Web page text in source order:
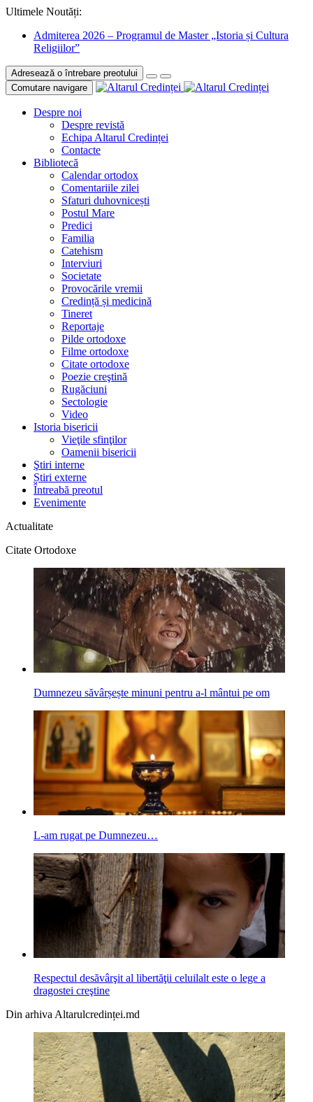
Ultimele Noutăți:
Admiterea 2026 – Programul de Master „Istoria și Cultura
Religiilor”
Adresează o întrebare preotului
Comutare navigare
Despre noi
Despre revistă
Echipa Altarul Credinței
Contacte
Bibliotecă
Calendar ortodox
Comentariile zilei
Sfaturi duhovnicești
Postul Mare
Predici
Familia
Catehism
Interviuri
Societate
Provocările vremii
Credință și medicină
Tineret
Reportaje
Pilde ortodoxe
Filme ortodoxe
Citate ortodoxe
Poezie creştină
Rugăciuni
Sectologie
Video
Istoria bisericii
Vieţile sfinţilor
Oamenii bisericii
Ştiri interne
Știri externe
Întreabă preotul
Evenimente
Actualitate
Citate Ortodoxe
Dumnezeu săvârșește minuni pentru a-l mântui pe om
L-am rugat pe Dumnezeu…
Respectul desăvârşit al libertăţii celuilalt este o lege a
dragostei creştine
Din arhiva Altarulcredinței.md